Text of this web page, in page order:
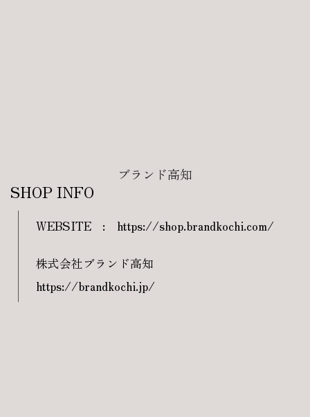
ブランド高知
SHOP INFO
WEBSITE : https://shop.brandkochi.com/
株式会社ブランド高知
https://brandkochi.jp/